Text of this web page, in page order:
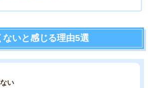
ないと感じる理由5選
い